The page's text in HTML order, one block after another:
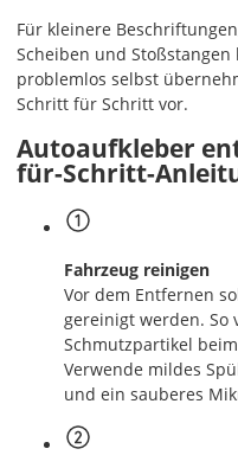
Für kleinere
Scheiben und
problemlos selbst
Schritt für Schritt vor.
Autoaufkleber
für-Schritt-
Fahrzeug reinigen
Vor dem Entfernen
gereinigt werden. So
Schmutzpartikel
Verwende mildes
und ein sauberes